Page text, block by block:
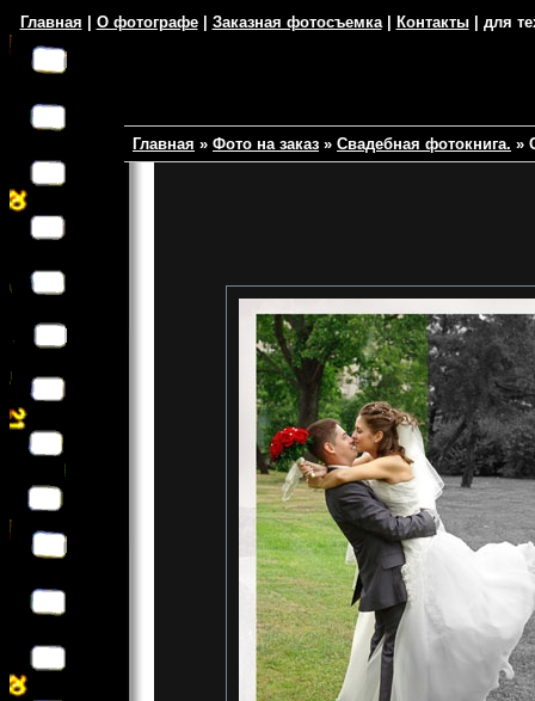
Главная О фотографе| Заказная фотосъемка| Контакты| для
Главная » Фото на заказ » Свадебная фотокнига. »